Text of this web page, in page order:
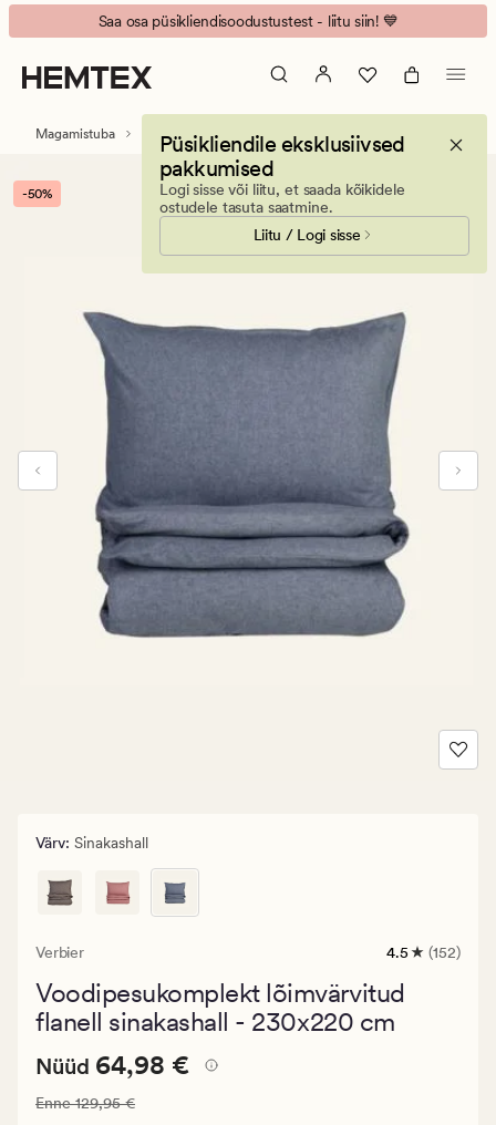
Verbier
voodipesukomplekt
lõimvärvitud
flanell
banner.
Press
ESCAPE
Saa osa püsikliendisoodustustest - liitu siin! 💙
Püsikliendile eksklusiivsed
pakkumised
Logi sisse või liitu, et saada kõikidele
ostudele tasuta saatmine.
Liitu / Logi sisse
Magamistuba Voodipesukomplektid Flanellvoodipesukomplektid
-50%
Värv: Sinakashall
Verbier
152
keskmise
4.5
4.5 (152)
Voodipesukomplekt lõimvärvitud
flanell sinakashall - 230x220 cm
Nåværende
64,98
Nåværende pris_ee
Nüüd 64,98 €
Vanlig pris_ee 129,95 €
Enne129,95 €